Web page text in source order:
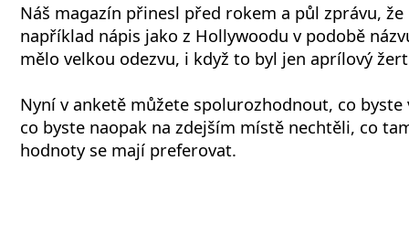
Náš magazín přinesl před rokem a půl zprávu,
například nápis jako z Hollywoodu v podobě
mělo velkou odezvu, i když to byl jen aprílový
Nyní v anketě můžete spolurozhodnout, co
co byste naopak na zdejším místě nechtěli, co
hodnoty se mají preferovat.